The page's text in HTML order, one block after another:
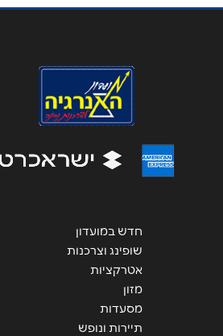
אנא חזרו אלי בקשר ל...
חדש במועדון
שופינג וצרכנות
אטרקציות
מזון
מסעדות
תיירות ונופש